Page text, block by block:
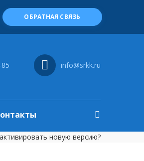
info@srkk.ru
ОБРАТНАЯ СВЯЗЬ
новую версию?